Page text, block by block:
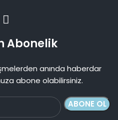
Abonelik
anında haberdar
abone olabilirsiniz.